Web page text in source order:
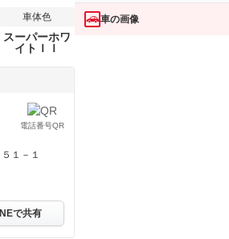
車体色
スーパーホワ
イトＩＩ
電話番号QR
１－１
で共有
車の画像